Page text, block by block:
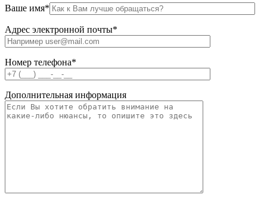
Ваше имя*
Адрес электронной почты*
Номер телефона*
Дополнительная информация